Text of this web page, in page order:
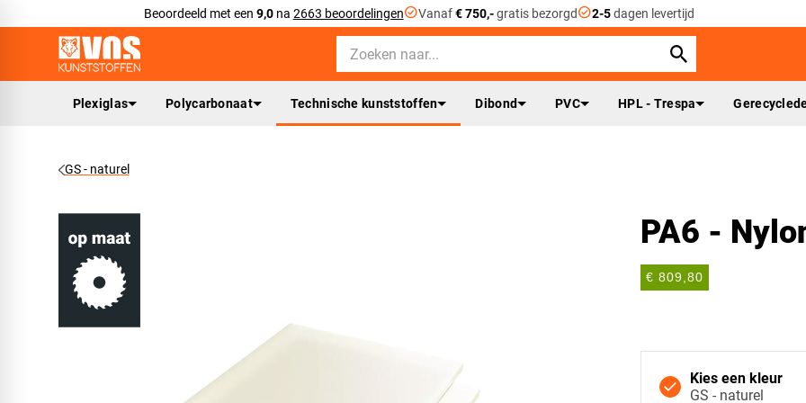
Beoordeeld met een 9,0na 2663 beoordelingencheck_circleVanaf€ 750,-gratis bezorgdcheck_circle2-5dagen levertijd
Plexiglas Polycarbonaat Technische kunststoffen Dibond PVC HPL - Trespa
GS - naturel
PA6 -
€ 809,80
Kies een kleur
GS - naturel